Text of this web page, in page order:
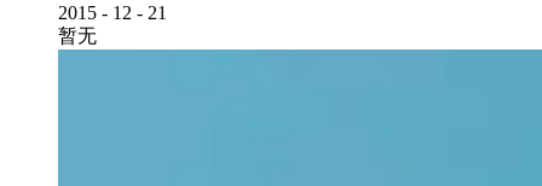
2015 - 12 - 21
暂无